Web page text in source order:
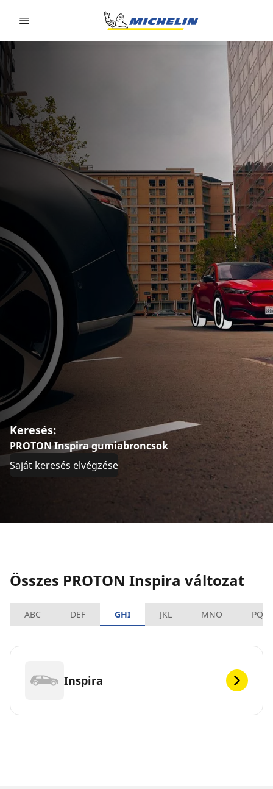
Keresés:
PROTON Inspira gumiabroncsok
Saját keresés elvégzése
Összes PROTON Inspira változat
ABC DEF GHI JKL MNO PQRS
Inspira